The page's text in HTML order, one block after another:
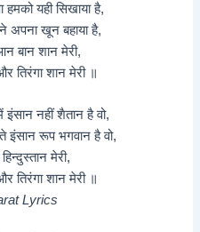
यही सिखाया है,
अपना खून बहाया है,
बान शान मेरी,
तिरंगा शान मेरी ॥
नहीं शैतान है वो,
इंसान रूप भगवान है वो,
मेरी,
तिरंगा शान मेरी ॥
Lyrics